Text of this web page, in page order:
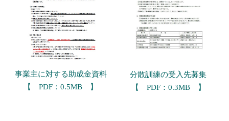
事業主に対する助成金資料
【 PDF：0.5MB 】
分散訓練の受入先募集
【 PDF：0.3MB 】